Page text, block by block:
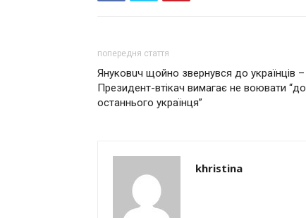
попередня стаття
Янyкoвuч щойно звepнyвcя дo українців –
Президент-втікач вимагає не воювати “дo
ocтaнньoгo yкpaїнця”
khristina